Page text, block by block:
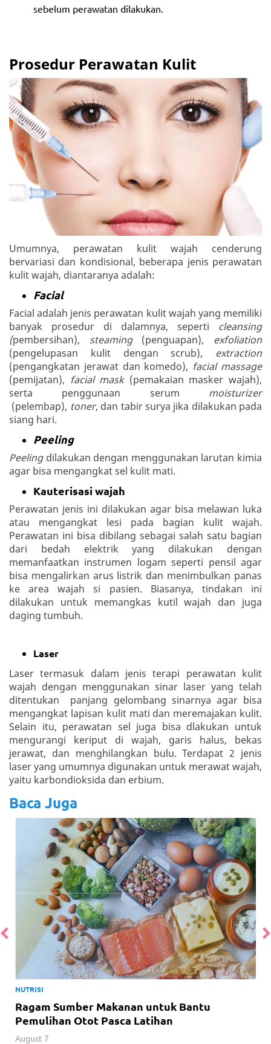
sebelum perawatan dilakukan.
Prosedur Perawatan Kulit
Umumnya, perawatan kulit wajah cenderung
bervariasi dan kondisional, beberapa jenis perawatan
kulit wajah, diantaranya adalah:
Facial
Facial adalah jenis perawatan kulit wajah yang memiliki
banyak prosedur di dalamnya, seperti cleansing
(pembersihan), steaming(penguapan), exfoliation
(pengelupasan kulit dengan scrub), extraction
(pengangkatan jerawat dan komedo), facial massage
(pemijatan), facial mask(pemakaian masker wajah),
serta penggunaan serum moisturizer
(pelembap), toner, dan tabir surya jika dilakukan pada
siang hari.
Peeling
Peelingdilakukan dengan menggunakan larutan kimia
agar bisa mengangkat sel kulit mati.
Kauterisasi wajah
Perawatan jenis ini dilakukan agar bisa melawan luka
atau mengangkat lesi pada bagian kulit wajah.
Perawatan ini bisa dibilang sebagai salah satu bagian
dari bedah elektrik yang dilakukan dengan
memanfaatkan instrumen logam seperti pensil agar
bisa mengalirkan arus listrik dan menimbulkan panas
ke area wajah si pasien. Biasanya, tindakan ini
dilakukan untuk memangkas kutil wajah dan juga
daging tumbuh.
Laser
Laser termasuk dalam jenis terapi perawatan kulit
wajah dengan menggunakan sinar laser yang telah
ditentukan panjang gelombang sinarnya agar bisa
mengangkat lapisan kulit mati dan meremajakan kulit.
Selain itu, perawatan sel juga bisa dlakukan untuk
mengurangi keriput di wajah, garis halus, bekas
jerawat, dan menghilangkan bulu. Terdapat 2 jenis
laser yang umumnya digunakan untuk merawat wajah,
yaitu karbondioksida dan erbium.
Baca Juga
NUTRISI
Ragam Sumber Makanan untuk Bantu
Pemulihan Otot Pasca Latihan
August 7